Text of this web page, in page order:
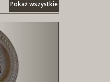
Pokaż wszystkie